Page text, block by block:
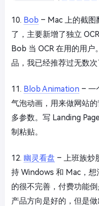
10. Bob – Mac 上的截图
了，主要新增了独立
Bob 当 OCR 在用的用
品，我已经推荐过无数次
11. Blob Animation – 一
气泡动画，用来做网站
多参数。写 Landing
制粘贴。
12. 幽灵看盘 – 上班族炒
持 Windows 和 Mac，
的很不完善，付费功能
产品方向是好的，但是